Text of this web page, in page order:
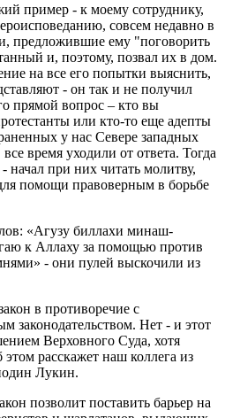
пример - к моему сотруднику,
совсем недавно в
предложившие ему "поговорить
и, поэтому, позвал их в дом.
на все его попытки выяснить,
- он так и не получил
прямой вопрос – кто вы
или кто-то еще адепты
у нас Севере западных
время уходили от ответа. Тогда
при них читать молитву,
помощи правоверным в борьбе
«Агузу биллахи минаш-
к Аллаху за помощью против
- они пулей выскочили из
в противоречие с
законодательством. Нет - и этот
Верховного Суда, хотя
расскажет наш коллега из
Лукин.
позволит поставить барьер на